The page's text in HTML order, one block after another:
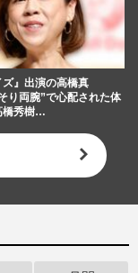
ズ』出演の高橋真
り両腕”で心配された体
橋秀樹…